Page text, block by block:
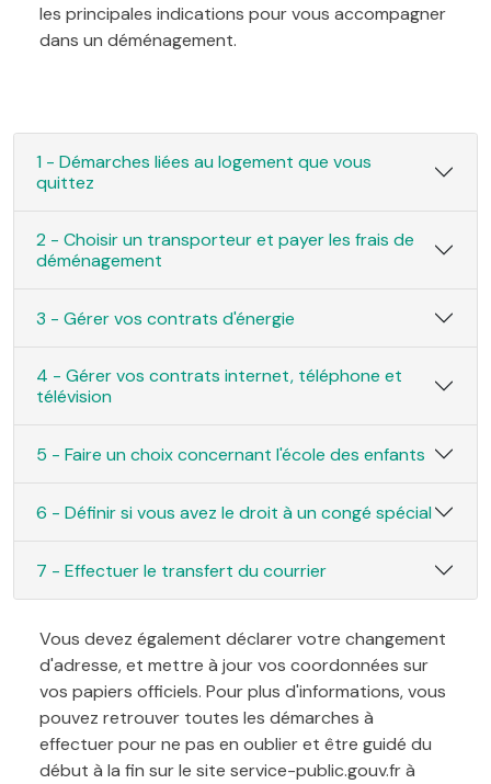
les principales indications pour vous accompagner
dans un déménagement.
1 - Démarches liées au logement que vous
quittez
2 - Choisir un transporteur et payer les frais de
déménagement
3 - Gérer vos contrats d'énergie
4 - Gérer vos contrats internet, téléphone et
télévision
5 - Faire un choix concernant l'école des enfants
6 - Définir si vous avez le droit à un congé spécial
7 - Effectuer le transfert du courrier
Vous devez également déclarer votre changement
d'adresse, et mettre à jour vos coordonnées sur
vos papiers officiels. Pour plus d'informations, vous
pouvez retrouver toutes les démarches à
effectuer pour ne pas en oublier et être guidé du
début à la fin sur le site service-public.gouv.fr à